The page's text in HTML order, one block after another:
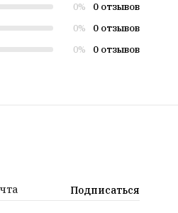
0% 0 отзывов
0% 0 отзывов
0% 0 отзывов
Подписаться